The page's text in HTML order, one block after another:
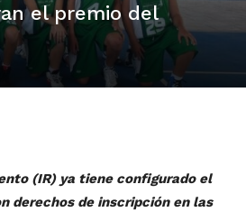
el premio del
(IR) ya tiene configurado el
derechos de inscripción en las